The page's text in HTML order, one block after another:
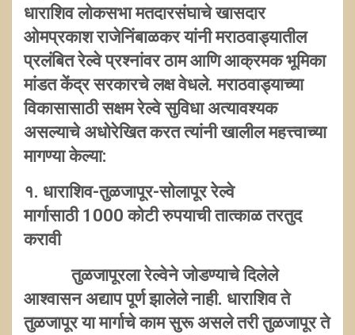
धाराशिव लोकसभा मतदारसंघाचे खासदार
ओमप्रकाश राजेनिंबाळकर यांनी मराठवाड्यातील
प्रलंबित रेल्वे प्रश्नांवर ठाम आणि आक्रमक भूमिका
मांडत केंद्र सरकारचे लक्ष वेधले. मराठवाड्याच्या
विकासासाठी सक्षम रेल्वे सुविधा अत्यावश्यक
असल्याचे अधोरेखित करत त्यांनी खालील महत्त्वाच्या
मागण्या केल्या:
१. धाराशिव-तुळजापूर-सोलापूर रेल्वे
मार्गासाठी 1000 कोटी रुपयाची तात्काळ तरतुद
करावी
तुळजापूरला रेल्वेने जोडण्याचे दिलेले
आश्वासन अद्याप पूर्ण झालेले नाही. धाराशिव ते
तुळजापूर या मार्गाचे काम सुरू असले तरी तुळजापूर ते